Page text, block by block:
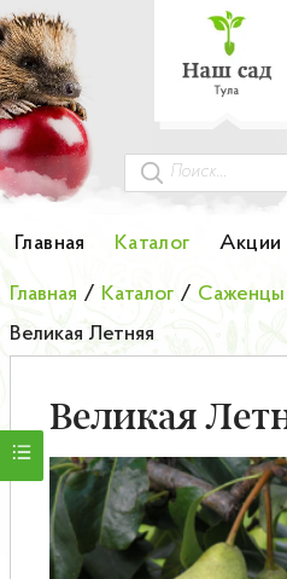
Главная Каталог Акции
Каталог
Гортензии
Грунты
Колоновидные деревья
Лук-севок
Малина
Мини-деревья
НОВИНКА Английские и
Главная / Каталог / Саженцы
Великая Летняя
Великая